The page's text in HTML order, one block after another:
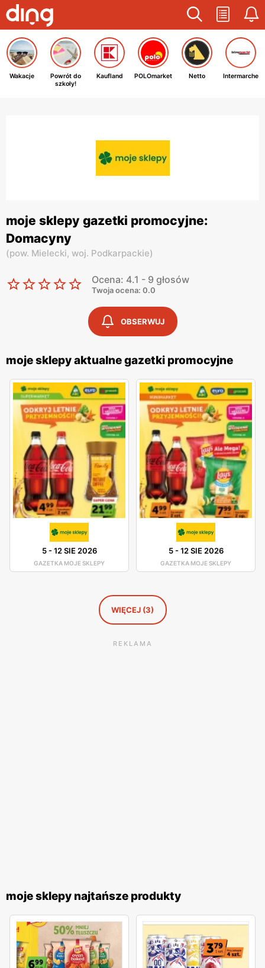
Wakacje
Powrót do
szkoły!
Kaufland POLOmarket Netto Intermarche
moje sklepy gazetki promocyjne:
Domacyny
(pow. Mielecki, woj. Podkarpackie)
Ocena: 4.1 - 9 głosów
Twoja ocena: 0.0
OBSERWUJ
moje sklepy aktualne gazetki promocyjne
5-12 SIE 2026
GAZETKA MOJE SKLEPY
5-12 SIE 2026
GAZETKA MOJE SKLEPY
WIĘCEJ (3)
REKLAMA
moje sklepy najtańsze produkty